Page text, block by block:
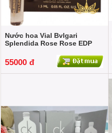
Nước hoa Vial Bvlgari
Splendida Rose Rose EDP
55000 đ